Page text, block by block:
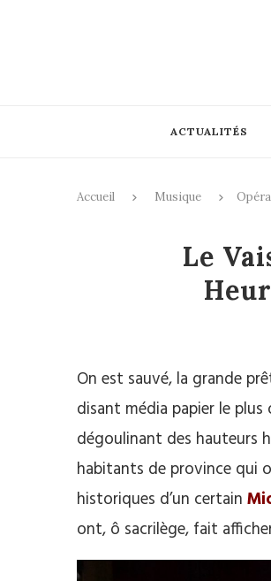
ACTUALITÉS
Accueil Musique Opéra
Le
On est sauvé, la grande
disant média papier le
dégoulinant des hauteurs
habitants de province qui
historiques d’un certain
ont, ô sacrilège, fait